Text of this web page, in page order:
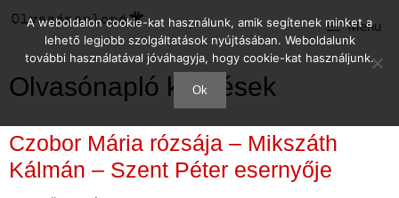
Kilépés
tartalomba
Menu
Olvasónapló kérdések
Czobor Mária rózsája – Mikszáth
Kálmán – Szent Péter esernyője
A weboldalon cookie-kat használunk, amik segítenek minket a
lehető legjobb szolgáltatások nyújtásában. Weboldalunk
további használatával jóváhagyja, hogy cookie-kat használjunk.
Ok